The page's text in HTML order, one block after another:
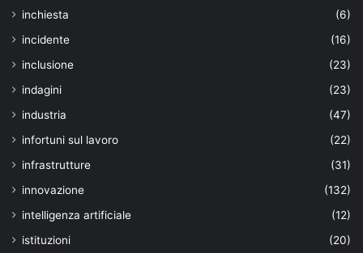
inchiesta
(6)
incidente
(16)
inclusione
(23)
indagini
(23)
industria
(47)
infortuni sul lavoro
(22)
infrastrutture
(31)
innovazione
(132)
intelligenza artificiale
(12)
istituzioni
(20)